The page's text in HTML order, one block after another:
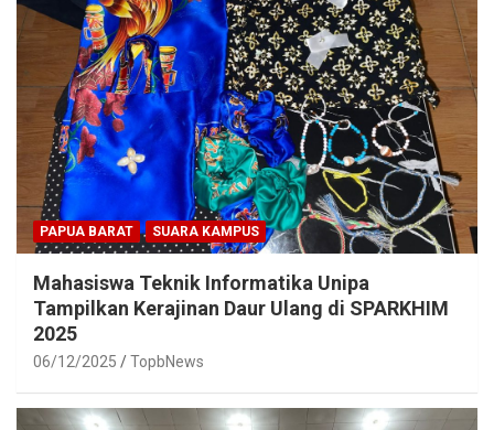
PAPUA BARAT SUARA KAMPUS
Mahasiswa Teknik Informatika Unipa
Tampilkan Kerajinan Daur Ulang di SPARKHIM
2025
06/12/2025 TopbNews